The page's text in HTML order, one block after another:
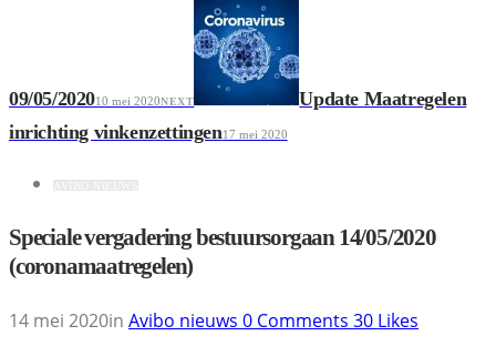
09/05/202010 mei 2020NEXT
Update Maatregelen
inrichting vinkenzettingen17 mei 2020
Speciale vergadering bestuursorgaan 14/05/2020
(coronamaatregelen)
14 mei 2020in Avibo nieuws 0 Comments 30 Likes